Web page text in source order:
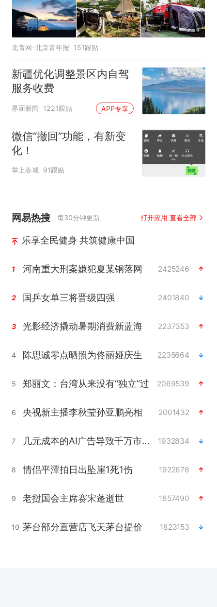
北青网-北京青年报 151跟贴
新疆优化调整景区内自驾
服务收费
界面新闻 1221跟贴 APP专享
微信“撤回”功能，有新变
化！
掌上春城 91跟贴
网易热搜 每30分钟更新 打开应用 查看全部
乐享全民健身 共筑健康中国
1 河南重大刑案嫌犯夏某钢落网 2425246
2 国乒女单三将晋级四强 2401840
3 光影经济撬动暑期消费新蓝海 2237353
4 陈思诚零点晒照为佟丽娅庆生 2235664
5 郑丽文：台湾从来没有“独立”过 2069539
6 央视新主播李秋莹孙亚鹏亮相 2001432
7 几元成本的AI广告导致千万市值蒸发 1932834
8 情侣平潭拍日出坠崖1死1伤 1922678
9 老挝国会主席赛宋蓬逝世 1857490
10 茅台部分直营店飞天茅台提价 1823153